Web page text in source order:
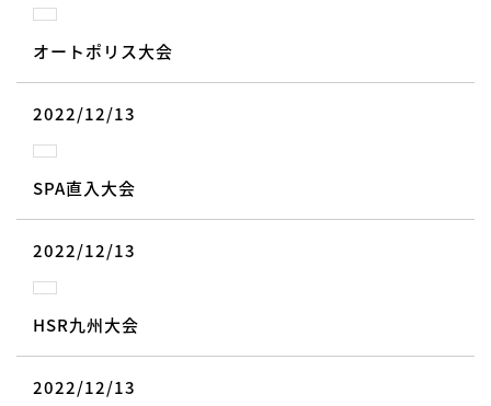
オートポリス大会
2022/12/13
SPA直入大会
2022/12/13
HSR九州大会
2022/12/13